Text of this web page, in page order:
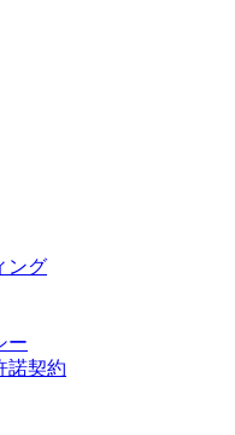
ング
ー
諾契約